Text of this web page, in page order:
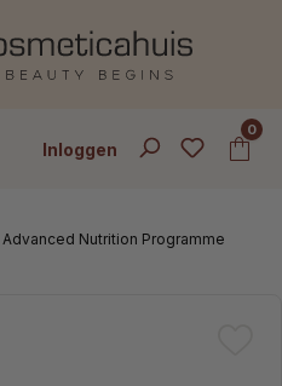
Inloggen
0
Advanced Nutrition Programme